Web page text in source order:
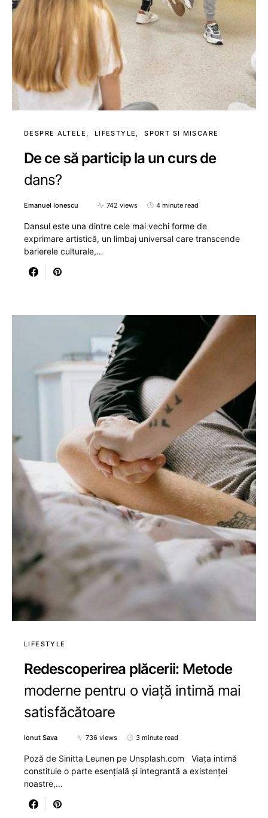
DESPRE ALTELE LIFESTYLE SPORT SI MISCARE
De ce să particip la un curs de
dans?
Emanuel Ionescu 742 views 4 minute read
Dansul este una dintre cele mai vechi forme de
exprimare artistică, un limbaj universal care transcende
barierele culturale,…
LIFESTYLE
Redescoperirea plăcerii: Metode
moderne pentru o viață intimă mai
satisfăcătoare
Ionut Sava 736 views 3 minute read
Poză de Sinitta Leunen pe Unsplash.com Viața intimă
constituie o parte esențială și integrantă a existenței
noastre,…